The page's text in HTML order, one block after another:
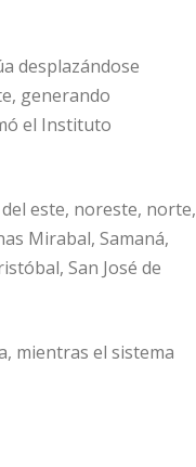
desplazándose
generando
el Instituto
este, noreste, norte,
Mirabal, Samaná,
San José de
mientras el sistema